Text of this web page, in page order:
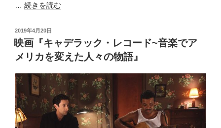
… 続きを読む
投
稿
日:
2019年4月20日
映画『キャデラック・レコード~音楽でア
メリカを変えた人々の物語』